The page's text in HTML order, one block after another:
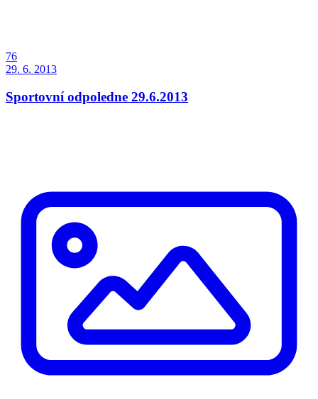
76
29. 6. 2013
Sportovní odpoledne 29.6.2013